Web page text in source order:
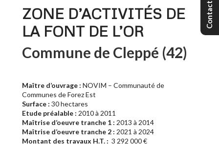
ZONE D’ACTIVITÉS DE
LA FONT DE L’OR
Commune de Cleppé (42)
Maître d’ouvrage : NOVIM – Communauté de
Communes de Forez Est
Surface : 30 hectares
Etude préalable : 2010 à 2011
Maîtrise d’oeuvre tranche 1 : 2013 à 2014
Maîtrise d’oeuvre tranche 2 : 2021 à 2024
Montant des travaux H.T. : 3 292 000 €
Contact